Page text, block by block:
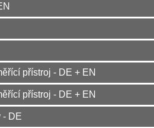
přístroj - DE + EN
přístroj - DE + EN
- DE